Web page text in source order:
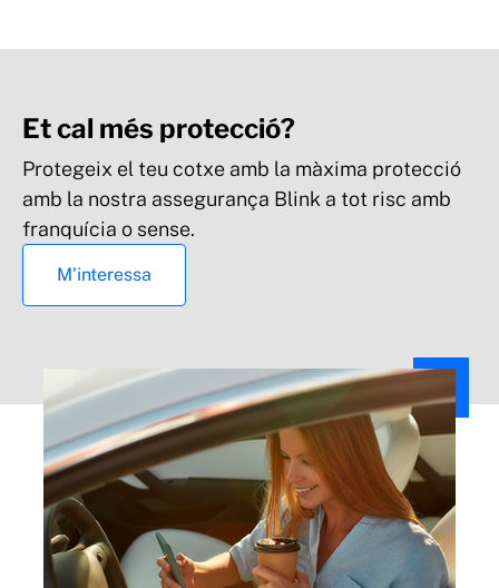
Assistència en viatge a persones
vidres del davant, del darrere, laterals i
sostres solars
Et cal més protecció?
Protegeix el teu cotxe amb la màxima protecció
amb la nostra assegurança Blink a tot risc amb
franquícia o sense.
M’interessa